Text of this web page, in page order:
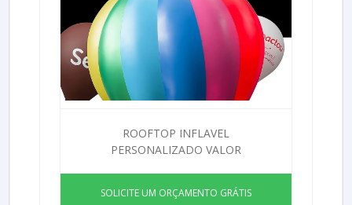
ROOFTOP INFLAVEL
PERSONALIZADO VALOR
SOLICITE UM ORÇAMENTO GRÁTIS